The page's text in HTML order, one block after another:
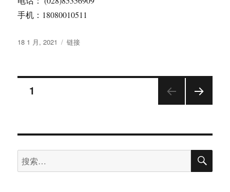
手机：18080010511
发
18 1 月, 2021
格
链接
文
分
页
1
搜
索：
搜